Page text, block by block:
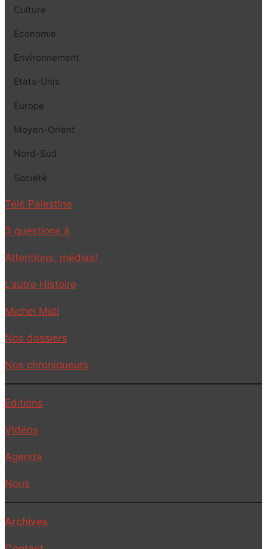
Culture
Economie
Environnement
Etats-Unis
Europe
Moyen-Orient
Nord-Sud
Société
Télé Palestine
3 questions à
Attentions, médias!
L’autre Histoire
Michel Midi
Nos dossiers
Nos chroniqueurs
Editions
Vidéos
Agenda
Nous
Archives